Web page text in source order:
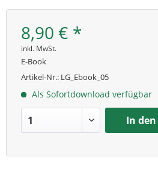
8,90 € *
inkl. MwSt.
E-Book
Artikel-Nr.: LG_Ebook_05
Als Sofortdownload verfügbar
In den